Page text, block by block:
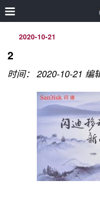
2020-10-21
2
时间： 2020-10-21 编